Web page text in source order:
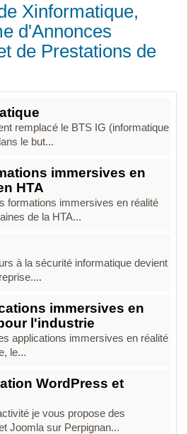
Xinformatique,
d'Annonces
de Prestations de
remplacé le BTS IG (informatique
le but...
immersives en
HTA
formations immersives en réalité
de la HTA...
à la sécurité informatique devient
immersives en
l'industrie
applications immersives en réalité
le...
WordPress et
je vous propose des
Joomla sur Perpignan...